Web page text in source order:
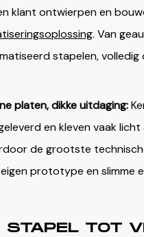
klant ontwierpen en
. Van
stapelen, volledig
platen, dikke uitdaging:
en kleven vaak
de grootste
prototype en slimme
STAPEL TOT